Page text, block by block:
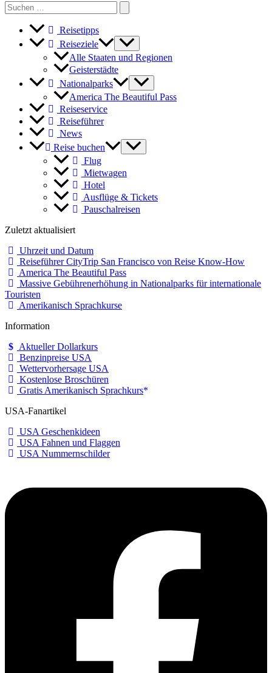
Search
for:
Reisetipps
Reiseziele
Alle Staaten und Regionen
Geisterstädte
Nationalparks
America The Beautiful Pass
Reiseservice
Reiseführer
News
Reise buchen
Flug
Mietwagen
Hotel
Ausflüge & Tickets
Pauschalreisen
Zuletzt aktualisiert
Uhrzeit und Datum
Reiseführer CityTrip San Francisco von Reise Know-How
America The Beautiful Pass
Massive Gebührenerhöhung in Nationalparks für internationale
Touristen
Amerikanisch Sprachkurse
Information
Aktueller Dollarkurs
Benzinpreise USA
Wettervorhersage USA
Kostenlose Broschüren
Gratis Amerikanisch Sprachkurs
USA-Fanartikel
USA Geschenkideen
USA Fahnen und Flaggen
USA Nummernschilder